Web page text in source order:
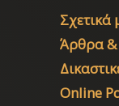
Σχετικά
Άρθρα
Online